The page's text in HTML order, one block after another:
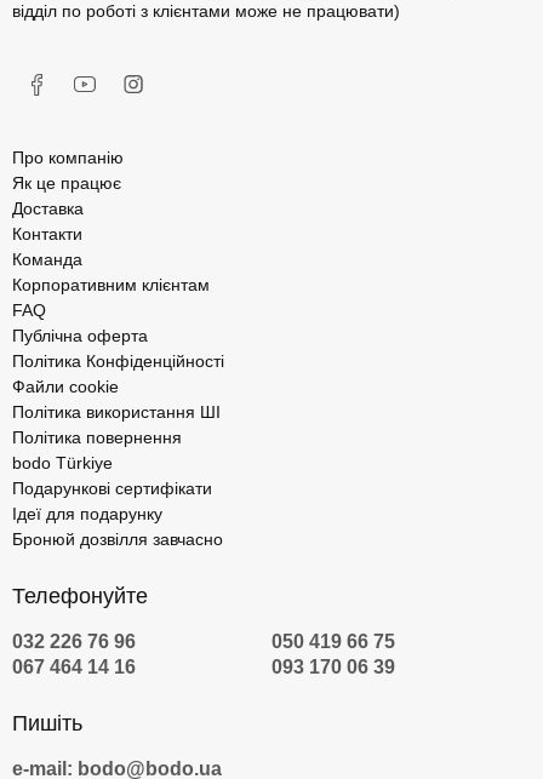
відділ по роботі з клієнтами може не працювати)
Про компанію
Як це працює
Доставка
Контакти
Команда
Корпоративним клієнтам
FAQ
Публічна оферта
Політика Конфіденційності
Файли cookie
Політика використання ШІ
Політика повернення
bodo Türkiye
Подарункові сертифікати
Ідеї для подарунку
Бронюй дозвілля завчасно
Телефонуйте
032 226 76 96
050 419 66 75
067 464 14 16
093 170 06 39
Пишіть
e-mail: bodo@bodo.ua